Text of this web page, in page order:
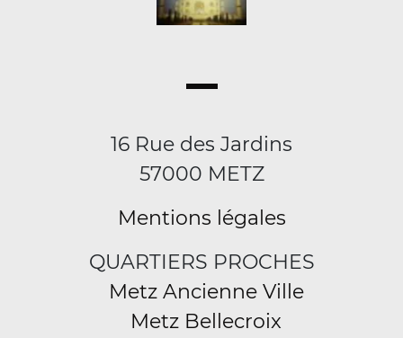
16 Rue des Jardins
57000 METZ
Mentions légales
QUARTIERS PROCHES
Metz Ancienne Ville
Metz Bellecroix